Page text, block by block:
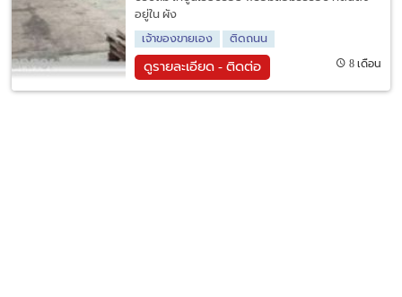
อยู่ใน ผัง
เจ้าของขายเอง
ติดถนน
ดูรายละเอียด - ติดต่อ 8 เดือน